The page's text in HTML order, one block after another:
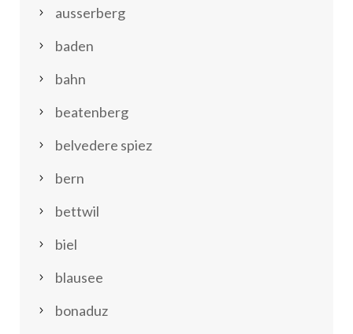
ausserberg
baden
bahn
beatenberg
belvedere spiez
bern
bettwil
biel
blausee
bonaduz